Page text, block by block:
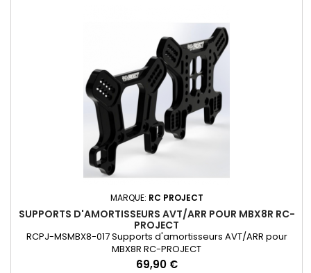
MARQUE: RC PROJECT
SUPPORTS D'AMORTISSEURS AVT/ARR POUR MBX8R RC-
PROJECT
RCPJ-MSMBX8-017 Supports d'amortisseurs AVT/ARR pour
MBX8R RC-PROJECT
Prix
69,90 €